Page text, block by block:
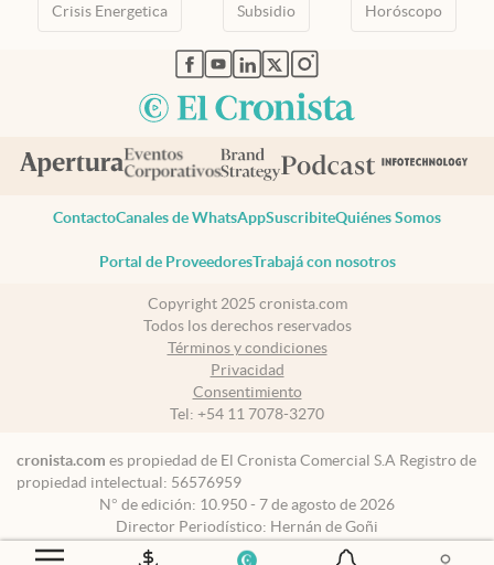
Crisis Energetica Subsidio Horóscopo
abre en nueva pestaña
abre en nueva pestaña
abre en nueva pestaña
abre en nueva pestaña
abre en nueva pestaña
ContactoCanales de WhatsAppSuscribiteQuiénes Somos
Portal de ProveedoresTrabajá con nosotros
Copyright 2025 cronista.com
Todos los derechos reservados
Términos y condiciones
Privacidad
Consentimiento
Tel: +54 11 7078-3270
cronista.com es propiedad de El Cronista Comercial S.A Registro de
propiedad intelectual: 56576959
N° de edición: 10.950 - 7 de agosto de 2026
Director Periodístico: Hernán de Goñi